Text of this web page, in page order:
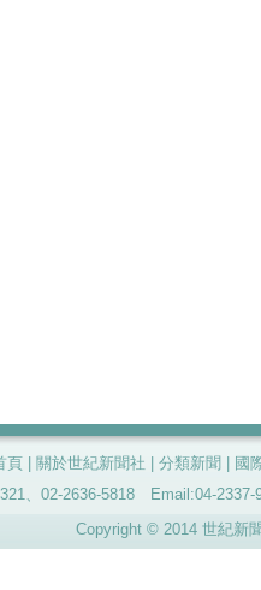
頁 關於世紀新聞社 分類新聞
國
、02-2636-5818 Email:04-
Copyright © 2014 世紀新